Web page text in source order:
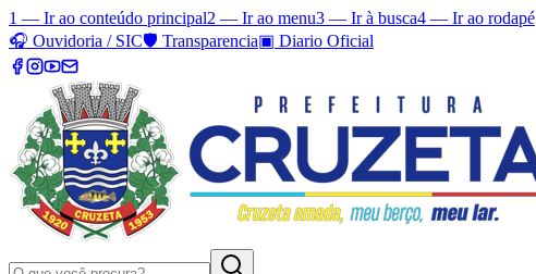
1 — Ir ao conteúdo principal2 — Ir ao menu3 — Ir à busca4 — Ir ao rodapé
🎧 Ouvidoria / SIC🛡️ Transparencia▣ Diario Oficial